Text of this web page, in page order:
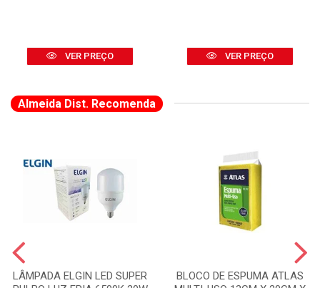
VER PREÇO VER PREÇO
Almeida Dist. Recomenda
LÂMPADA ELGIN LED SUPER
BLOCO DE ESPUMA ATLAS